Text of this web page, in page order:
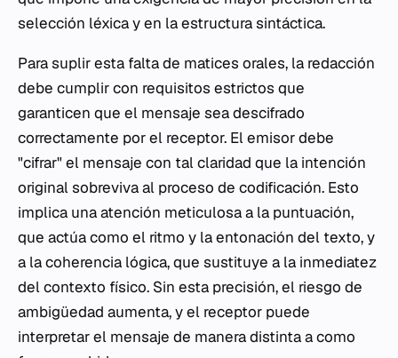
selección léxica y en la estructura sintáctica.
Para suplir esta falta de matices orales, la redacción
debe cumplir con requisitos estrictos que
garanticen que el mensaje sea descifrado
correctamente por el receptor. El emisor debe
"cifrar" el mensaje con tal claridad que la intención
original sobreviva al proceso de codificación. Esto
implica una atención meticulosa a la puntuación,
que actúa como el ritmo y la entonación del texto, y
a la coherencia lógica, que sustituye a la inmediatez
del contexto físico. Sin esta precisión, el riesgo de
ambigüedad aumenta, y el receptor puede
interpretar el mensaje de manera distinta a como